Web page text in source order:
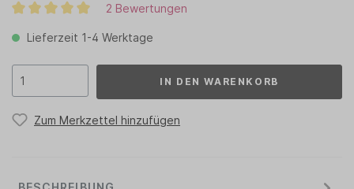
2 Bewertungen
Lieferzeit 1-4 Werktage
IN DEN WARENKORB
Zum Merkzettel hinzufügen